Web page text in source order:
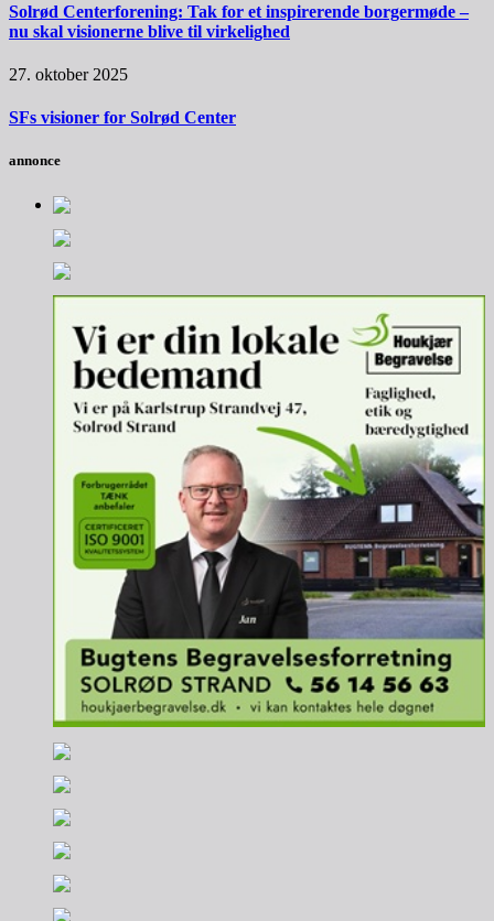
Solrød Centerforening: Tak for et inspirerende borgermøde –
nu skal visionerne blive til virkelighed
27. oktober 2025
SFs visioner for Solrød Center
annonce